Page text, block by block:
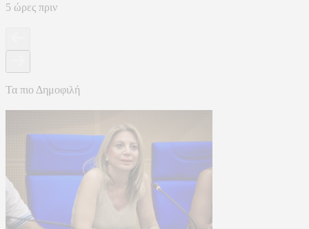
5 ώρες πριν
Τα πιο Δημοφιλή